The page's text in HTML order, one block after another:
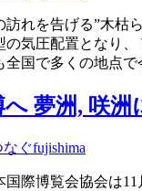
れを告げる”木枯
気圧配置となり
国で多くの地点で
夢洲, 咲洲
なぐfujishima
際博覧会協会は